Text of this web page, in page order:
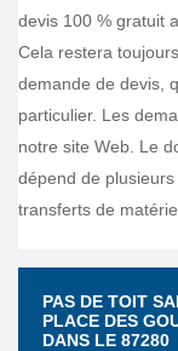
devis 100 % gratuit
Cela restera
demande de devis,
particulier. Les
notre site Web. Le
dépend de
transferts de
PAS DE TOIT
PLACE DES
DANS LE 87280